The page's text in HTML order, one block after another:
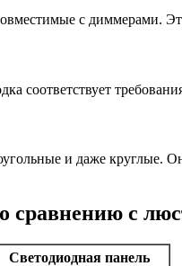
с диммерами.
соответствует
и даже круглые.
сравнению с
Светодиодная панель